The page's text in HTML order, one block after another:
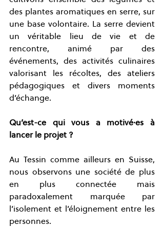
des plantes aromatiques en serre, sur
une base volontaire. La serre devient
un véritable lieu de vie et de
rencontre, animé par des
événements, des activités culinaires
valorisant les récoltes, des ateliers
pédagogiques et divers moments
d’échange.
Qu’est-ce qui vous a motivé·es à
lancer le projet ?
Au Tessin comme ailleurs en Suisse,
nous observons une société de plus
en plus connectée mais
paradoxalement marquée par
l’isolement et l’éloignement entre les
personnes.